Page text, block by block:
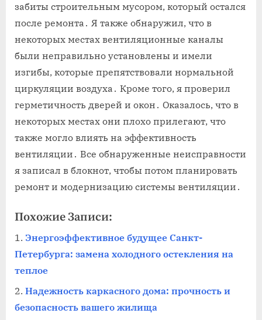
забиты строительным мусором, который остался
после ремонта․ Я также обнаружил, что в
некоторых местах вентиляционные каналы
были неправильно установлены и имели
изгибы, которые препятствовали нормальной
циркуляции воздуха․ Кроме того, я проверил
герметичность дверей и окон․ Оказалось, что в
некоторых местах они плохо прилегают, что
также могло влиять на эффективность
вентиляции․ Все обнаруженные неисправности
я записал в блокнот, чтобы потом планировать
ремонт и модернизацию системы вентиляции․
Похожие Записи:
Энергоэффективное будущее Санкт-
Петербурга: замена холодного остекления на
теплое
Надежность каркасного дома: прочность и
безопасность вашего жилища